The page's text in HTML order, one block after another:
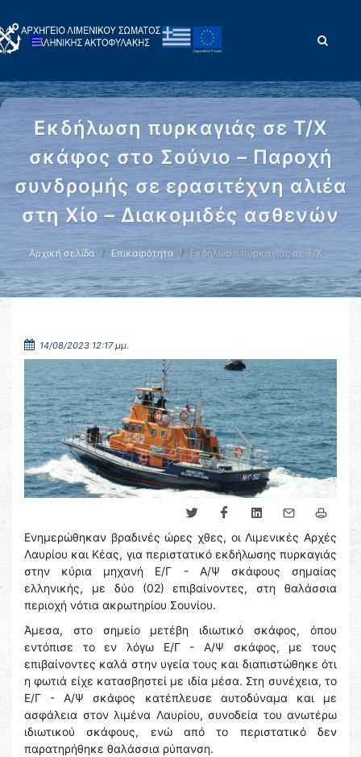
Εκδήλωση πυρκαγιάς σε Τ/Χ
σκάφος στο Σούνιο – Παροχή
συνδρομής σε ερασιτέχνη αλιέα
στη Χίο – Διακομιδές ασθενών
Αρχική σελίδα Επικαιρότητα Εκδήλωση πυρκαγιάς σε Τ/Χ …
14/08/2023 12:17 μμ.
Ενημερώθηκαν βραδινές ώρες χθες, οι Λιμενικές Αρχές
Λαυρίου και Κέας, για περιστατικό εκδήλωσης πυρκαγιάς
στην κύρια μηχανή Ε/Γ - Α/Ψ σκάφους σημαίας
ελληνικής, με δύο (02) επιβαίνοντες, στη θαλάσσια
περιοχή νότια ακρωτηρίου Σουνίου.
Άμεσα, στο σημείο μετέβη ιδιωτικό σκάφος, όπου
εντόπισε το εν λόγω Ε/Γ - Α/Ψ σκάφος, με τους
επιβαίνοντες καλά στην υγεία τους και διαπιστώθηκε ότι
η φωτιά είχε κατασβηστεί με ιδία μέσα. Στη συνέχεια, το
Ε/Γ - Α/Ψ σκάφος κατέπλευσε αυτοδύναμα και με
ασφάλεια στον λιμένα Λαυρίου, συνοδεία του ανωτέρω
ιδιωτικού σκάφους, ενώ από το περιστατικό δεν
παρατηρήθηκε θαλάσσια ρύπανση.